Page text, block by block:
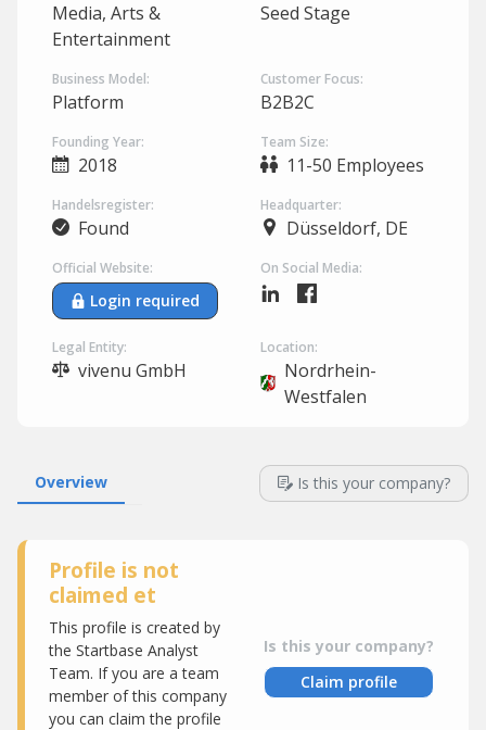
Media, Arts &
Entertainment
Seed Stage
Business Model:
Platform
Customer Focus:
B2B2C
Founding Year:
2018
Team Size:
11-50 Employees
Handelsregister:
Found
Headquarter:
Düsseldorf, DE
Official Website:
Login required
On Social Media:
Legal Entity:
vivenu GmbH
Location:
Nordrhein-
Westfalen
Overview Is this your company?
Profile is not
claimed et
This profile is created by
the Startbase Analyst
Team. If you are a team
member of this company
you can claim the profile
Is this your company?
Claim profile